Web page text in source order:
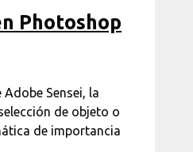
Photoshop
Sensei, la
de objeto o
de importancia